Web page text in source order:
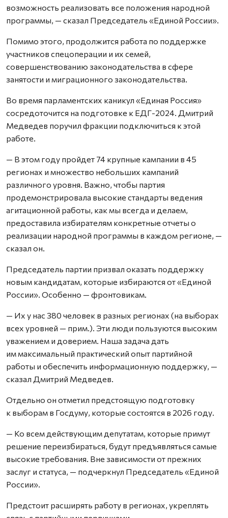
возможность реализовать все положения народной
программы, — сказал Председатель «Единой России».
Помимо этого, продолжится работа по поддержке
участников спецоперации и их семей,
совершенствованию законодательства в сфере
занятости и миграционного законодательства.
Во время парламентских каникул «Единая Россия»
сосредоточится на подготовке к ЕДГ-2024. Дмитрий
Медведев поручил фракции подключиться к этой
работе.
— В этом году пройдет 74 крупные кампании в 45
регионах и множество небольших кампаний
различного уровня. Важно, чтобы партия
продемонстрировала высокие стандарты ведения
агитационной работы, как мы всегда и делаем,
предоставила избирателям конкретные отчеты о
реализации народной программы в каждом регионе, —
сказал он.
Председатель партии призвал оказать поддержку
новым кандидатам, которые избираются от «Единой
России». Особенно — фронтовикам.
— Их у нас 380 человек в разных регионах (на выборах
всех уровней — прим.). Эти люди пользуются высоким
уважением и доверием. Наша задача дать
им максимальный практический опыт партийной
работы и обеспечить информационную поддержку, —
сказал Дмитрий Медведев.
Отдельно он отметил предстоящую подготовку
к выборам в Госдуму, которые состоятся в 2026 году.
— Ко всем действующим депутатам, которые примут
решение переизбираться, будут предъявляться самые
высокие требования. Вне зависимости от прежних
заслуг и статуса, — подчеркнул Председатель «Единой
России».
Предстоит расширять работу в регионах, укреплять